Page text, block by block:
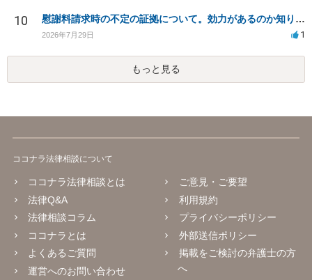
10 慰謝料請求時の不定の証拠について。効力があるのか知りたい。
2026年7月29日 1
もっと見る
ココナラ法律相談について
ココナラ法律相談とは
法律Q&A
法律相談コラム
ココナラとは
よくあるご質問
運営へのお問い合わせ
ご意見・ご要望
利用規約
プライバシーポリシー
外部送信ポリシー
掲載をご検討の弁護士の方
へ